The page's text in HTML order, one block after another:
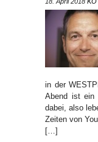
in der
Abend ist ein
dabei, also
Zeiten von
[…]